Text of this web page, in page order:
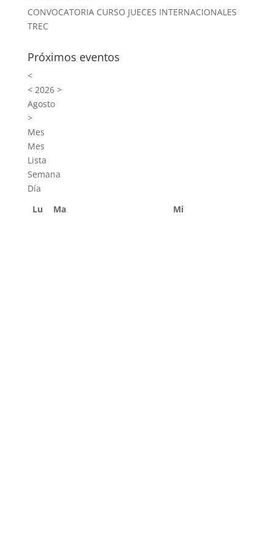
CONVOCATORIA CURSO JUECES INTERNACIONALES
TREC
Próximos eventos
<
<2026 >
Agosto
>
Mes
Mes
Lista
Semana
Día
Lu
Ma Mi